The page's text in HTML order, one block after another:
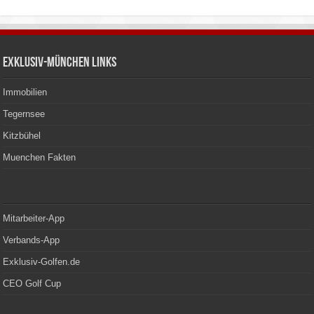
Exklusiv-München Links
Immobilien
Tegernsee
Kitzbühel
Muenchen Fakten
Mitarbeiter-App
Verbands-App
Exklusiv-Golfen.de
CEO Golf Cup